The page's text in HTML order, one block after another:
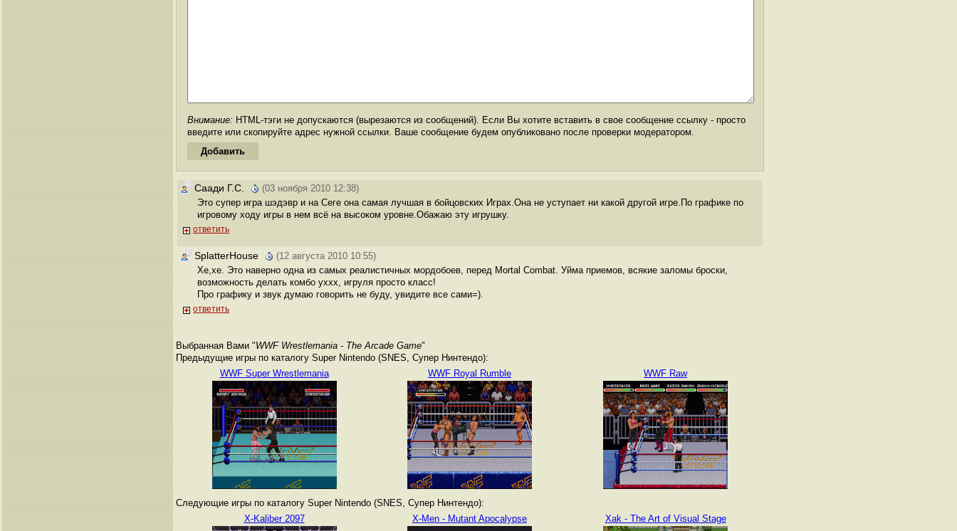
Внимание: HTML-тэги не допускаются (вырезаются из сообщений). Если Вы хотите вставить в свое сообщение ссылку - просто
введите или скопируйте адрес нужной ссылки. Ваше сообщение будем опубликовано после проверки модератором.
Саади Г.С.
(03 ноября 2010 12:38)
Это супер игра шэдэвр и на Сеге она самая лучшая в бойцовских Играх.Она не уступает ни какой другой игре.По графике по
игровому ходу игры в нем всё на высоком уровне.Обажаю эту игрушку.
ответить
SplatterHouse
(12 августа 2010 10:55)
Хе,хе. Это наверно одна из самых реалистичных мордобоев, перед Mortal Combat. Уйма приемов, всякие заломы броски,
возможность делать комбо уххх, игруля просто класс!
Про графику и звук думаю говорить не буду, увидите все сами=).
ответить
Выбранная Вами "WWF Wrestlemania - The Arcade Game"
Предыдущие игры по каталогу Super Nintendo (SNES, Супер Нинтендо):
WWF Super Wrestlemania
WWF Royal Rumble WWF Raw
Следующие игры по каталогу Super Nintendo (SNES, Супер Нинтендо):
X-Kaliber 2097
X-Men - Mutant Apocalypse Xak - The Art of Visual Stage